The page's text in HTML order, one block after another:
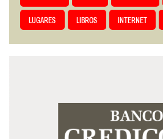
LUGARES LIBROS INTERNET